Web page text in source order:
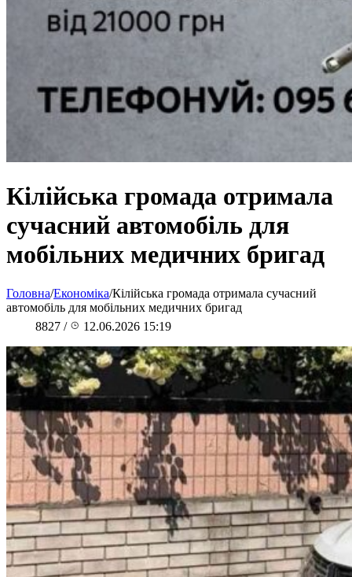
Кілійська громада отримала
сучасний автомобіль для
мобільних медичних бригад
Головна/Економіка/Кілійська громада отримала сучасний
автомобіль для мобільних медичних бригад
8827 / 12.06.2026 15:19